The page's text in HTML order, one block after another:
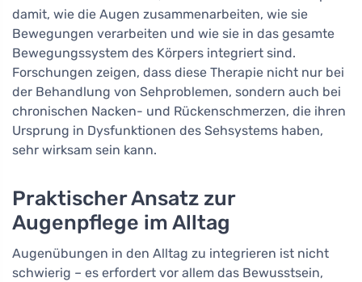
damit, wie die Augen zusammenarbeiten, wie sie
Bewegungen verarbeiten und wie sie in das gesamte
Bewegungssystem des Körpers integriert sind.
Forschungen zeigen, dass diese Therapie nicht nur bei
der Behandlung von Sehproblemen, sondern auch bei
chronischen Nacken- und Rückenschmerzen, die ihren
Ursprung in Dysfunktionen des Sehsystems haben,
sehr wirksam sein kann.
Praktischer Ansatz zur
Augenpflege im Alltag
Augenübungen in den Alltag zu integrieren ist nicht
schwierig – es erfordert vor allem das Bewusstsein,